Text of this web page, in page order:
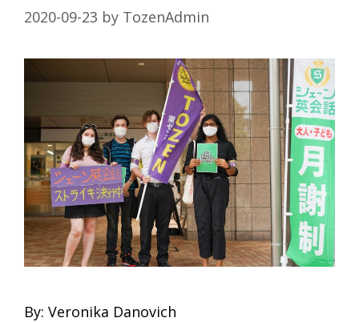
2020-09-23 by TozenAdmin
By: Veronika Danovich